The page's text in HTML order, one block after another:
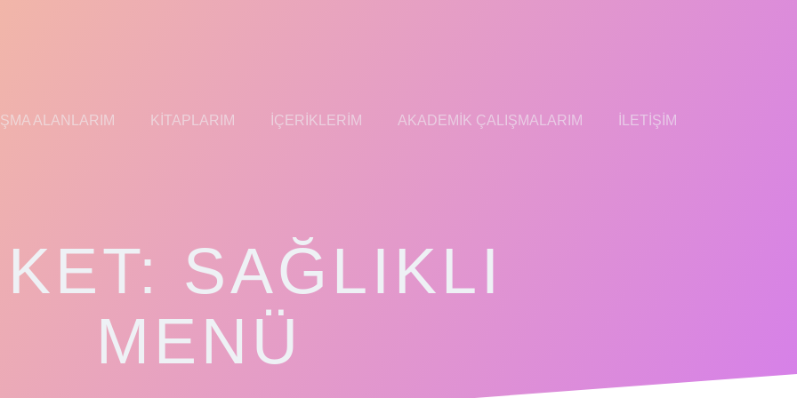
ALANLARIM KITAPLARIM İÇERIKLERIM AKADEMIK ÇALIŞMALARIM İLETIŞIM
SAĞLIKLI
MENÜ